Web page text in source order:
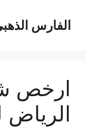
المحتوىالفارس
ارخص
الرياض